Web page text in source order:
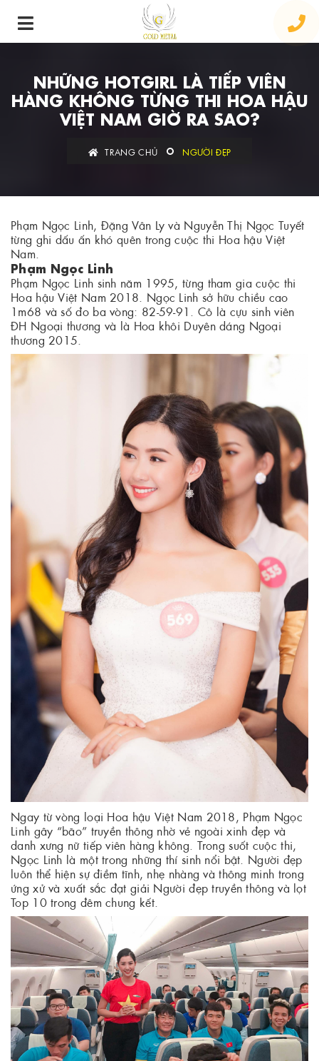
NHỮNG HOTGIRL LÀ TIẾP VIÊN
HÀNG KHÔNG TỪNG THI HOA HẬU
VIỆT NAM GIỜ RA SAO?
TRANG CHỦ NGƯỜI ĐẸP
Phạm Ngọc Linh, Đặng Vân Ly và Nguyễn Thị Ngọc Tuyết
từng ghi dấu ấn khó quên trong cuộc thi Hoa hậu Việt
Nam.
Phạm Ngọc Linh
Phạm Ngọc Linh sinh năm 1995, từng tham gia cuộc thi
Hoa hậu Việt Nam 2018. Ngọc Linh sở hữu chiều cao
1m68 và số đo ba vòng: 82-59-91. Cô là cựu sinh viên
ĐH Ngoại thương và là Hoa khôi Duyên dáng Ngoại
thương 2015.
Ngay từ vòng loại Hoa hậu Việt Nam 2018, Phạm Ngọc
Linh gây “bão” truyền thông nhờ vẻ ngoài xinh đẹp và
danh xưng nữ tiếp viên hàng không. Trong suốt cuộc thi,
Ngọc Linh là một trong những thí sinh nổi bật. Người đẹp
luôn thể hiện sự điềm tĩnh, nhẹ nhàng và thông minh trong
ứng xử và xuất sắc đạt giải Người đẹp truyền thông và lọt
Top 10 trong đêm chung kết.